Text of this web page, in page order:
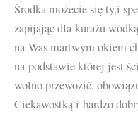
Środka możecie się ty,i
zapijając dla kurażu
na Was martwym okiem
na podstawie której jest
wolno przewozić,
Ciekawostką i bardzo